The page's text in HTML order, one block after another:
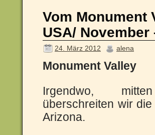
Vom Monument
USA/ November
24. März 2012 alena
Monument Valley
Irgendwo,
überschreiten wir
Arizona.